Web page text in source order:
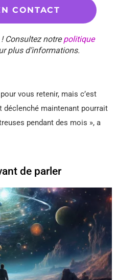
Consultez notrepolitique
plus d’informations.
vous retenir, mais c’est
maintenant pourrait
pendant des mois », a
de parler